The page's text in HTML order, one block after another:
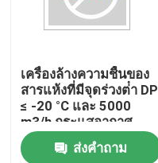
สินค้า
เกี่ยวกับเรา
เครื่องล้างความชื้นของ
สารแห้งที่มีจุดร่วงต่ํา DP
≤ -20 °C และ 5000
m3/h กระแสอากาศ
กระบวนการสําหรับการ
ใช้งานด้านยาส่งคำถาม